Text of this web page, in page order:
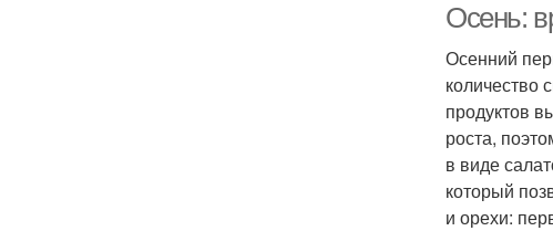
Осень:
Осенний
количество
продуктов
роста,
в виде
который
и орехи: